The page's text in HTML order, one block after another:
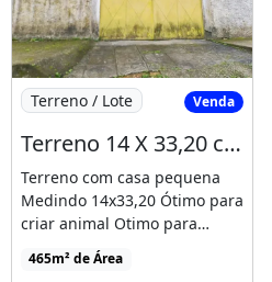
Jardins
Imagem: Terreno 14 X 33,20
Terreno / Lote Venda
Terreno 14 X 33,20 com Casa Pequena
Terreno com casa pequena
Medindo 14x33,20 Ótimo para
criar animal Otimo para
investimento.Aceita carro [...]
465m² de Área